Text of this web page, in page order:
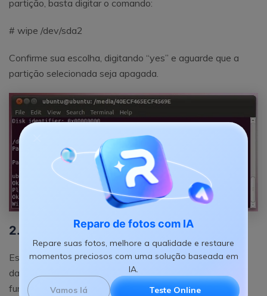
Reparo de fotos com IA
Repare suas fotos, melhore a qualidade e restaure
momentos preciosos com uma solução baseada em
IA.
Vamos lá
Teste Online
partição, basta digitar o comando:
# wipe /dev/sda2
Confirme sua escolha, digitando “yes” e aguarde que a
partição selecionada seja apagada.
2. destruição
Essa é uma das melhores maneiras de proteger seus
dados privados em um sistema Linux. Idealmente, isso
funciona como um destruidor - que substitui seus dados